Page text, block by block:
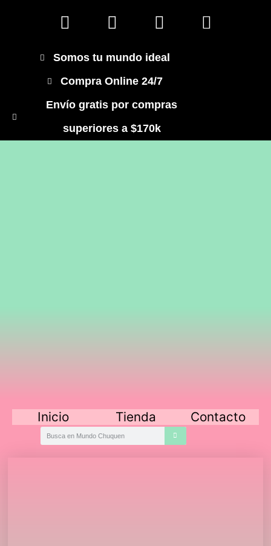
Somos tu mundo ideal
Compra Online 24/7
Envío gratis por compras
superiores a $170k
Inicio Tienda Contacto